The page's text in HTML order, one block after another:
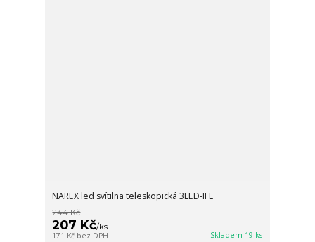
NAREX led svítilna teleskopická 3LED-IFL
244 Kč
207 Kč/ks
171 Kč bez DPH Skladem 19 ks